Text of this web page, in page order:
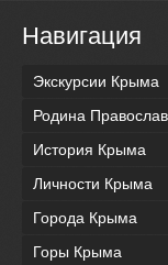
Навигация
Экскурсии Крыма
Родина
История Крыма
Личности Крыма
Города Крыма
Горы Крыма